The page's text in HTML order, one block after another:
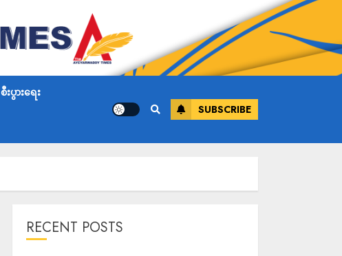
စီးပွားရေး
SUBSCRIBE
RECENT POSTS